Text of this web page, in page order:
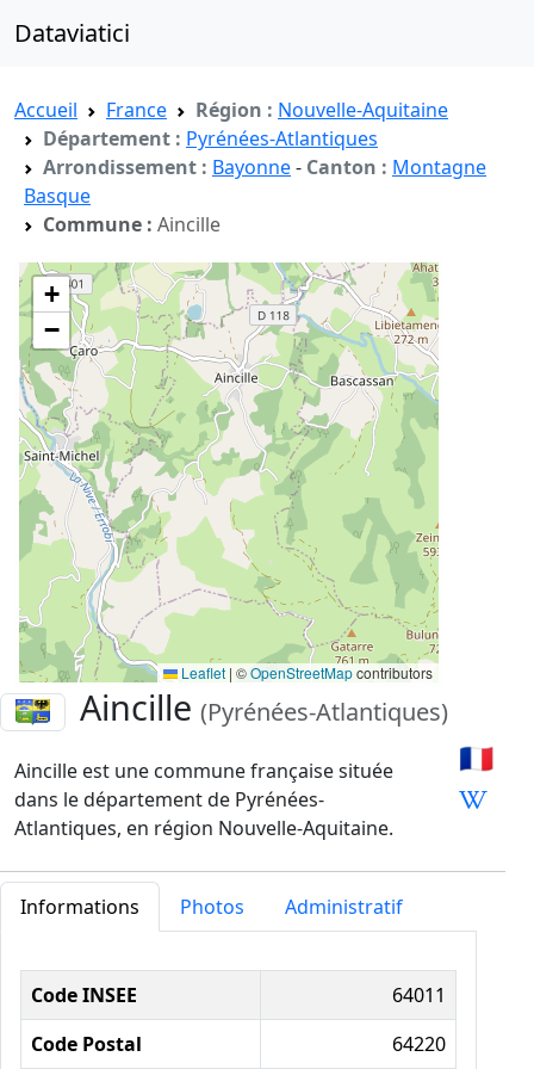
Dataviatici
Accueil France Région : Nouvelle-Aquitaine
Département : Pyrénées-Atlantiques
Arrondissement : Bayonne- Canton : Montagne
Basque
Commune : Aincille
+
−
Leaflet | ©OpenStreetMapcontributors
Aincille(Pyrénées-Atlantiques)
Aincille est une commune française située
dans le département de Pyrénées-
Atlantiques, en région Nouvelle-Aquitaine.
🇫🇷
Informations Photos Administratif
Informations administratives
Code INSEE
64011
Code Postal
64220